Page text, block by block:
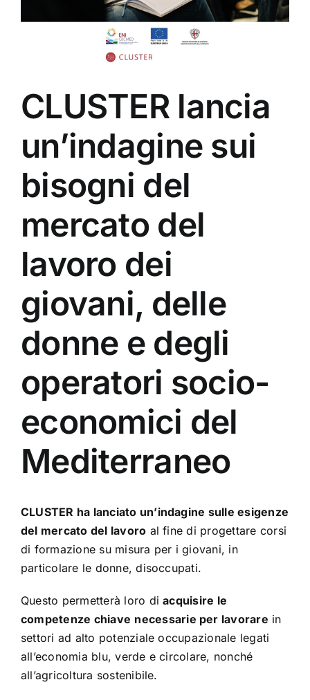
CLUSTER lancia
un’indagine sui
bisogni del
mercato del
lavoro dei
giovani, delle
donne e degli
operatori socio-
economici del
Mediterraneo
CLUSTER ha lanciato un’indagine sulle esigenze
del mercato del lavoro al fine di progettare corsi
di formazione su misura per i giovani, in
particolare le donne, disoccupati.
Questo permetterà loro diacquisire le
competenze chiave necessarie per lavorare in
settori ad alto potenziale occupazionale legati
all’economia blu, verde e circolare, nonché
all’agricoltura sostenibile.